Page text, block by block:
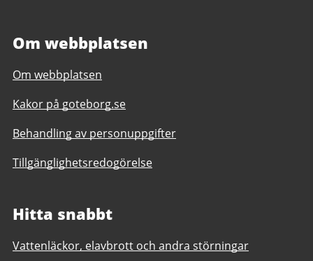
Om webbplatsen
Om webbplatsen
Kakor på goteborg.se
Behandling av personuppgifter
Tillgänglighetsredogörelse
Hitta snabbt
Vattenläckor, elavbrott och andra störningar